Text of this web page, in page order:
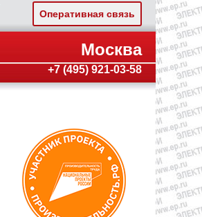
Оперативная связь
Москва
+7 (495) 921-03-58